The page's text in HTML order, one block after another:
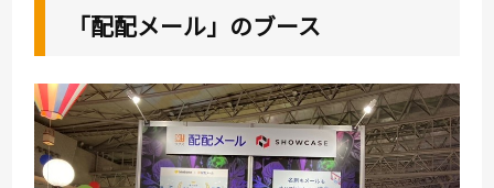
「配配メール」のブース